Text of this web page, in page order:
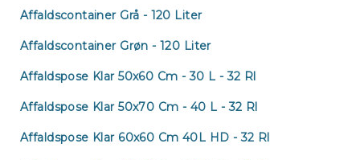
Affaldscontainer Grå - 120 Liter
Affaldscontainer Grøn - 120 Liter
Affaldspose Klar 50x60 Cm - 30 L - 32 Rl
Affaldspose Klar 50x70 Cm - 40 L - 32 Rl
Affaldspose Klar 60x60 Cm 40L HD - 32 Rl